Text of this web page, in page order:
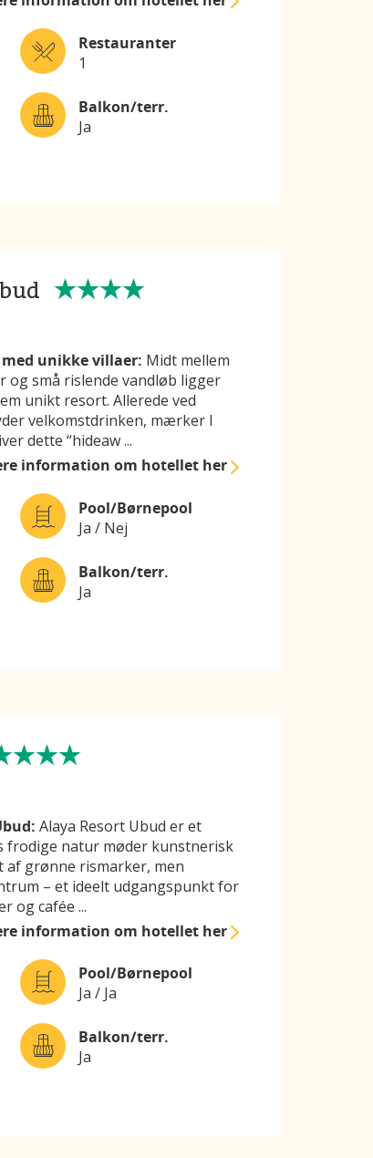
Restauranter
1
Balkon/terr.
Ja
unikke villaer: Midt mellem
små rislende vandløb ligger
unikt resort. Allerede ved
velkomstdrinken, mærker I
dette “hideaw...
informationom hotellet her
Pool/Børnepool
Ja / Nej
Balkon/terr.
Ja
Alaya Resort Ubud er et
frodige natur møder kunstnerisk
af grønne rismarker, men
– et ideelt udgangspunkt for
og cafée ...
informationom hotellet her
Pool/Børnepool
Ja / Ja
Balkon/terr.
Ja